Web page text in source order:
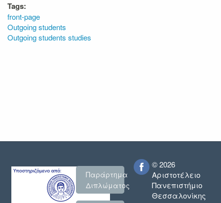
Tags:
front-page
Outgoing students
Outgoing students studies
Παράρτημα
Διπλώματος
© 2026
Αριστοτέλειο
Πανεπιστήμιο
Θεσσαλονίκης